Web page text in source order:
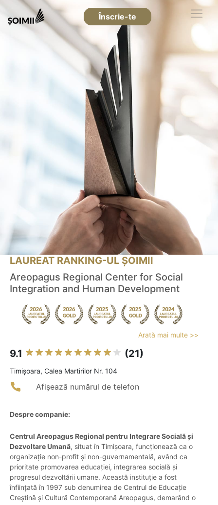
Înscrie-te
LAUREAT RANKING-UL ȘOIMII
Areopagus Regional Center for Social
Integration and Human Development
Arată mai multe >>
9.1 (21)
Timişoara, Calea Martirilor Nr. 104
Afișează numărul de telefon
Despre companie:
Centrul Areopagus Regional pentru Integrare Socială și
Dezvoltare Umană, situat în Timișoara, funcționează ca o
organizație non-profit și non-guvernamentală, având ca
prioritate promovarea educației, integrarea socială și
progresul dezvoltării umane. Această instituție a fost
înființată în 1997 sub denumirea de Centrul de Educație
Creștină și Cultură Contemporană Areopagus, demarând o